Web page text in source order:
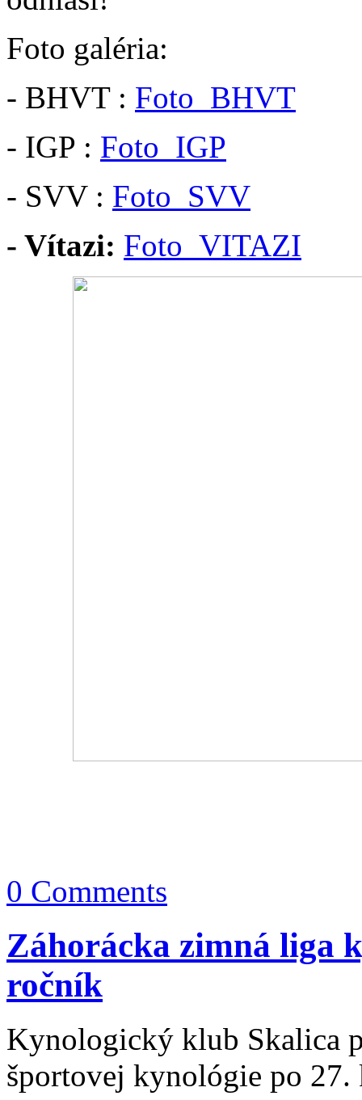
Foto galéria:
- BHVT : Foto_BHVT
- IGP : Foto_IGP
- SVV : Foto_SVV
- Vítazi: Foto_VITAZI
0 Comments
Záhorácka zimná liga
ročník
Kynologický klub Skalica
športovej kynológie po 27.